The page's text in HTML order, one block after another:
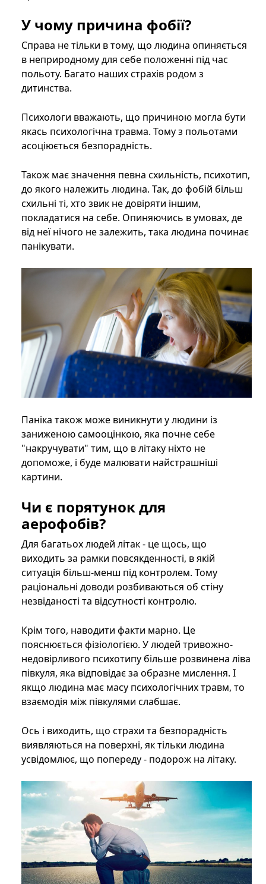
У чому причина фобії?
Справа не тільки в тому, що людина опиняється
в неприродному для себе положенні під час
польоту. Багато наших страхів родом з
дитинства.
Психологи вважають, що причиною могла бути
якась психологічна травма. Тому з польотами
асоціюється безпорадність.
Також має значення певна схильність, психотип,
до якого належить людина. Так, до фобій більш
схильні ті, хто звик не довіряти іншим,
покладатися на себе. Опиняючись в умовах, де
від неї нічого не залежить, така людина починає
панікувати.
Паніка також може виникнути у людини із
заниженою самооцінкою, яка почне себе
"накручувати" тим, що в літаку ніхто не
допоможе, і буде малювати найстрашніші
картини.
Чи є порятунок для
аерофобів?
Для багатьох людей літак - це щось, що
виходить за рамки повсякденності, в якій
ситуація більш-менш під контролем. Тому
раціональні доводи розбиваються об стіну
незвіданості та відсутності контролю.
Крім того, наводити факти марно. Це
пояснюється фізіологією. У людей тривожно-
недовірливого психотипу більше розвинена ліва
півкуля, яка відповідає за образне мислення. І
якщо людина має масу психологічних травм, то
взаємодія між півкулями слабшає.
Ось і виходить, що страхи та безпорадність
виявляються на поверхні, як тільки людина
усвідомлює, що попереду - подорож на літаку.